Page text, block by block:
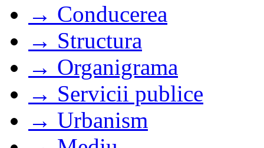
→ Conducerea
→ Structura
→ Organigrama
→ Servicii publice
→ Urbanism